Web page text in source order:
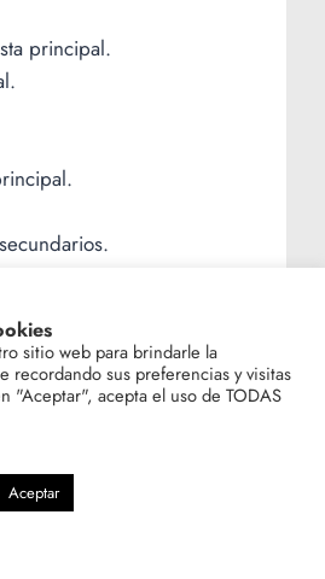
principal.
sitio web para brindarle la
recordando sus preferencias y visitas
"Aceptar", acepta el uso de TODAS
Aceptar